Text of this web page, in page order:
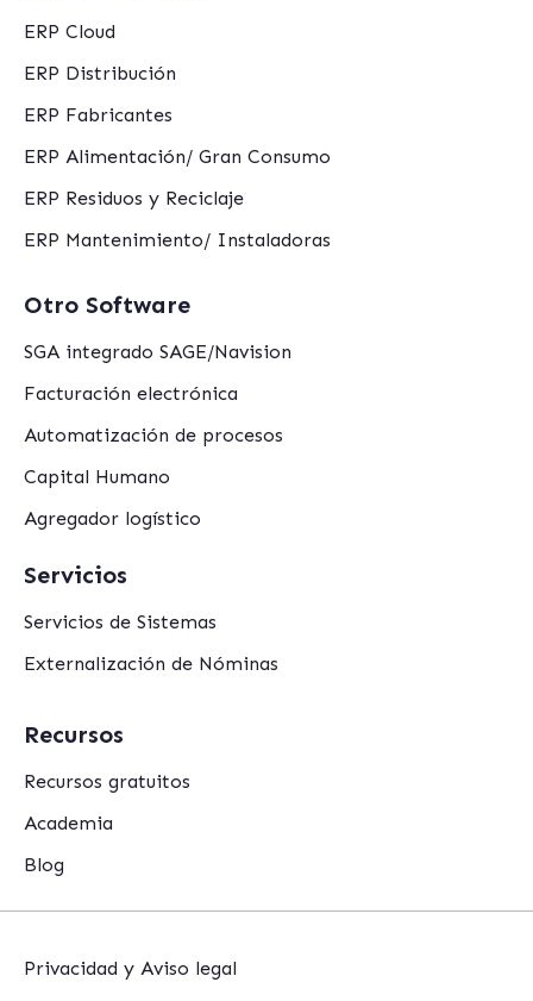
ERP Cloud
ERP Distribución
ERP Fabricantes
ERP Alimentación/ Gran Consumo
ERP Residuos y Reciclaje
ERP Mantenimiento/ Instaladoras
Otro Software
SGA integrado SAGE/Navision
Facturación electrónica
Automatización de procesos
Capital Humano
Agregador logístico
Servicios
Servicios de Sistemas
Externalización de Nóminas
Recursos
Recursos gratuitos
Academia
Blog
Privacidad y Aviso legal